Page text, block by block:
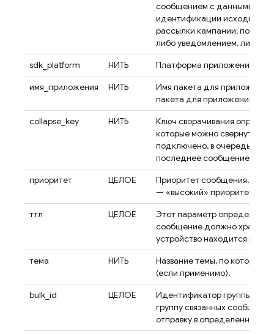
сообщением с данными.
идентификации исходного
рассылки кампании;
либо уведомлением, либо
sdk_platform
НИТЬ
Платформа приложения
имя_приложения
НИТЬ
Имя пакета для
пакета для приложений iOS.
collapse_key
НИТЬ
Ключ сворачивания
которые можно свернуть.
подключено, в очередь на
последнее сообщение с
приоритет
ЦЕЛОЕ
Приоритет сообщения. 5 —
— «высокий» приоритет.
ттл
ЦЕЛОЕ
Этот параметр определяет,
сообщение должно
устройство находится в
тема
НИТЬ
Название темы, по которой
(если применимо).
bulk_id
ЦЕЛОЕ
Идентификатор группы
группу связанных
отправку в определенную